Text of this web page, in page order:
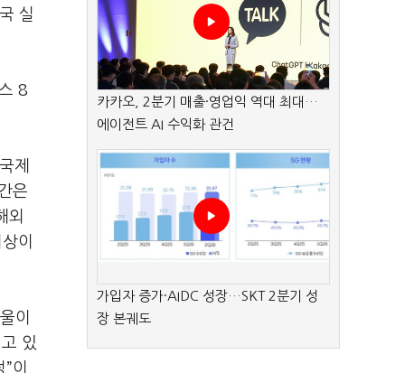
실
8
제
은
외
이
이
있
이
카카오, 2분기 매출·영업익 역대 최대…
에이전트 AI 수익화 관건
가입자 증가·AIDC 성장…SKT 2분기 성
장 본궤도